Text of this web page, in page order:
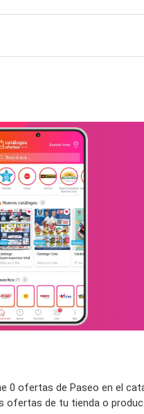
0 ofertas de Paseo en el
ofertas de tu tienda o